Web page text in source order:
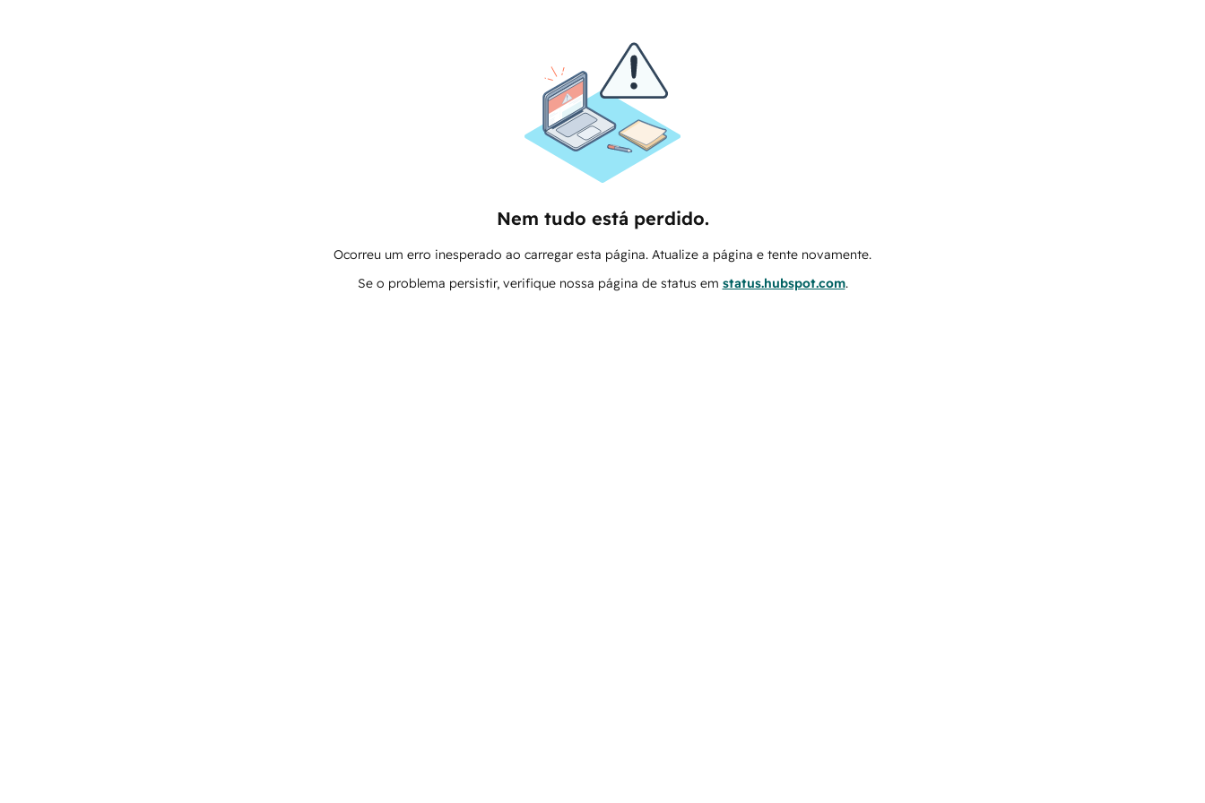
Nem tudo está perdido.
Ocorreu um erro inesperado ao carregar esta página. Atualize a página e tente novamente.
Se o problema persistir, verifique nossa página de status em status.hubspot.com.